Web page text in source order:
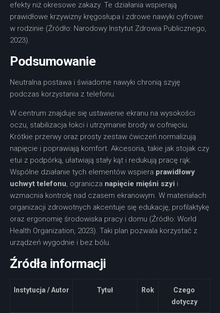
efekty niż okresowe zakazy. Te działania wspierają
prawidłowe krzywizny kręgosłupa i zdrowe nawyki cyfrowe
w rodzinie (Źródło: Narodowy Instytut Zdrowia Publicznego,
2023).
Podsumowanie
Neutralna postawa i świadome nawyki chronią szyję
podczas korzystania z telefonu.
W centrum znajduje się ustawienie ekranu na wysokości
oczu, stabilizacja łokci i utrzymanie brody w cofnięciu.
Krótkie przerwy oraz prosty zestaw ćwiczeń normalizują
napięcie i poprawiają komfort. Akcesoria, takie jak stojak czy
etui z podpórką, ułatwiają stały kąt i redukują pracę rąk.
Wspólne działanie tych elementów wspiera prawidłowy
uchwyt telefonu, ogranicza napięcie mięśni szyi i
wzmacnia kontrolę nad czasem ekranowym. W materiałach
organizacji zdrowotnych akcentuje się edukację, profilaktykę
oraz ergonomię środowiska pracy i domu (Źródło: World
Health Organization, 2023). Taki plan pozwala korzystać z
urządzeń wygodnie i bez bólu.
Źródła informacji
Instytucja / Autor Tytuł Rok
Czego
dotyczy